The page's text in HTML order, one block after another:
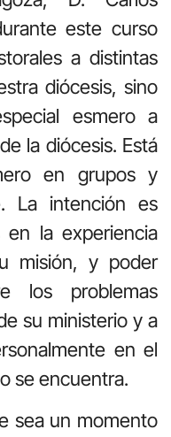
este curso
a distintas
diócesis, sino
esmero a
la diócesis. Está
en grupos y
La intención es
en la experiencia
misión, y poder
los problemas
su ministerio y a
en el
se encuentra.
sea un momento